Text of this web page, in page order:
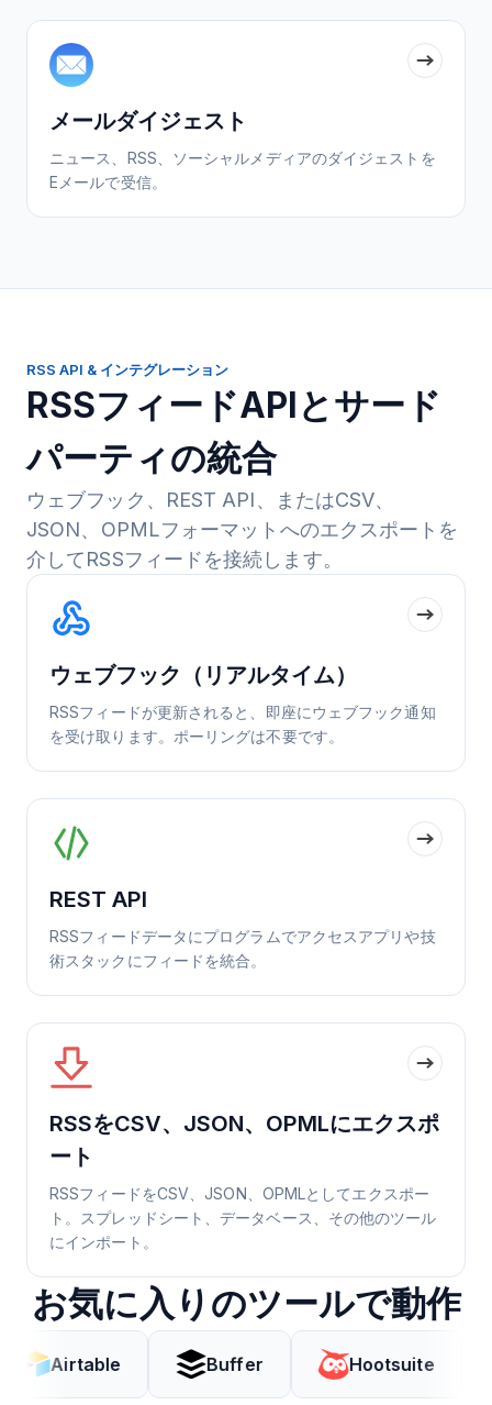
メールダイジェスト
ニュース、RSS、ソーシャルメディアのダイジェストを
Eメールで受信。
RSS API & インテグレーション
RSSフィードAPIとサード
パーティの統合
ウェブフック、REST API、またはCSV、
JSON、OPMLフォーマットへのエクスポートを
介してRSSフィードを接続します。
ウェブフック（リアルタイム）
RSSフィードが更新されると、即座にウェブフック通知
を受け取ります。ポーリングは不要です。
REST API
RSSフィードデータにプログラムでアクセスアプリや技
術スタックにフィードを統合。
RSSをCSV、JSON、OPMLにエクスポ
ート
RSSフィードをCSV、JSON、OPMLとしてエクスポー
ト。スプレッドシート、データベース、その他のツール
にインポート。
お気に入りのツールで動作
Buffer Hootsuite